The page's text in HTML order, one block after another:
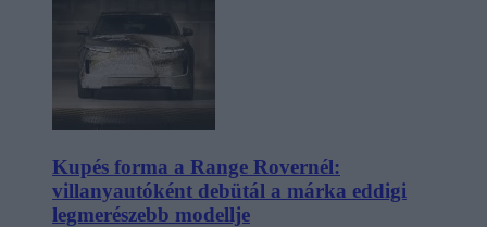
Kupés forma a Range Rovernél:
villanyautóként debütál a márka eddigi
legmerészebb modellje